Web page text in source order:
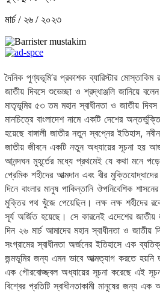
মার্চ / ২৬ / ২০২৩
দৈনিক পুণ্যভূমি’র প্রকাশক ব্যারিস্টার মোস্তাকিম
জাতীয় দিবসে শুভেচ্ছা ও শ্রদ্ধাঞ্জলি জানিয়ে
মাতৃভূমির ৫৩ তম মহান স্বাধীনতা ও জাতীয়
মানচিত্রে বাংলাদেশ নামে একটি দেশের
হয়েছে বাঙ্গালী জাতীর নতুন স্বপ্নের ইতিহাস,
জাতীয় জীবনে একটি নতুন অধ্যায়ের সূচনা হয়
আনন্দঘন মুহূর্তের মধ্যে প্রথমেই যে কথা মনে
প্রেমিক শহীদের আত্মদান এবং বীর
দিনে বাংলার মানুষ পাকিন্তানি ঔপনিবেশিক
মুক্তির পথ খুঁজে পেয়েছিল। লক্ষ লক্ষ শহীদের
সূর্য অর্জিত হয়েছে। সে কারনেই এদেশের
দিন ২৬ মার্চ আমাদের মহান স্বাধীনতা ও জাতীয়
সংগ্রামের স্বাধীনতা অর্জনের ইতিহাসে এক
জন্মভূমির জন্য এমন ভাবে আত্মত্যাগ করতে হয়নি
এক গৌরবোজ্জ্বল অধ্যায়ের সূচনা করেছে এই
বিশ্বের প্রতিটি স্বাধীনতাকামী মানুষের জন্য এক